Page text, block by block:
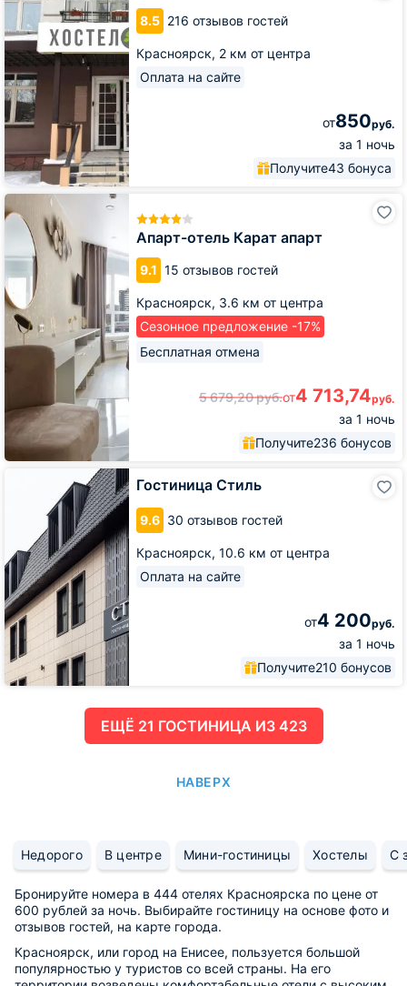
8.5 216 отзывов гостей
Красноярск, 2 км от центра
Оплата на сайте
от850руб.
за 1 ночь
Получите43 бонуса
Апарт-отель Карат апарт
9.1 15 отзывов гостей
Красноярск, 3.6 км от центра
Сезонное предложение -17%
Бесплатная отмена
5 679,20руб.от4 713,74руб.
за 1 ночь
Получите236 бонусов
Апарт-
отель
Карат
апарт
Гостиница Стиль
9.6 30 отзывов гостей
Красноярск, 10.6 км от центра
Оплата на сайте
от4 200руб.
за 1 ночь
Получите210 бонусов
ЕЩË 21 ГОСТИНИЦА ИЗ 423
НАВЕРХ
Недорого В центре Мини-гостиницы Хостелы С
Бронируйте номера в 444 отелях Красноярска по цене от
600 рублей за ночь. Выбирайте гостиницу на основе фото и
отзывов гостей, на карте города.
Красноярск, или город на Енисее, пользуется большой
популярностью у туристов со всей страны. На его